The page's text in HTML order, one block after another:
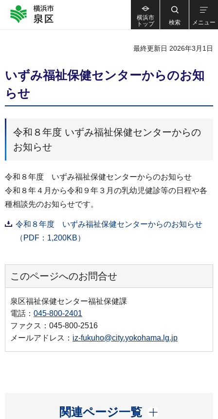
横浜市
トップ
検索 メニュー
最終更新日 2026年3月1日
いずみ福祉保健センターからのお知
らせ
令和８年度 いずみ福祉保健センターからの
お知らせ
令和８年度 いずみ福祉保健センターからのお知らせ
令和８年４月から令和９年３月の乳幼児健診等の日程や各
種相談先のお知らせです。
令和８年度 いずみ福祉保健センターからのお知らせ
（PDF：1,200KB）
このページへのお問合せ
泉区福祉保健センター福祉保健課
電話： 045-800-2401
ファクス：045-800-2516
メールアドレス： iz-fukuho@city.yokohama.lg.jp
関連ページ一覧
開く